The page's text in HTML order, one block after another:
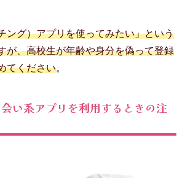
ング）アプリを使ってみたい」という
が、高校生が年齢や身分を偽って登録
てください。
い系アプリを利用するときの注